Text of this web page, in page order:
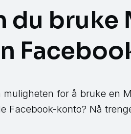
du bruke
muligheten for å bruke en
Facebook-konto? Nå